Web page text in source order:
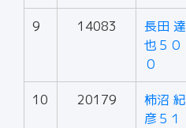
9 14083
長田 達
也５０
０
10 20179
柿沼 紀
彦５１